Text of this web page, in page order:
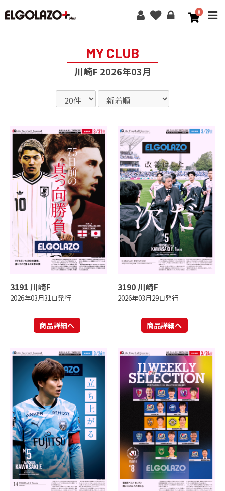
0
MY CLUB
川崎F 2026年03月
3191 川崎F
2026年03月31日発行
商品詳細へ
3190 川崎F
2026年03月29日発行
商品詳細へ